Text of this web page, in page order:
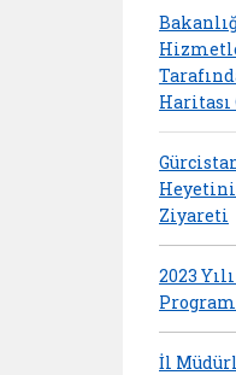
Haritası
Ziyareti
2023
İl